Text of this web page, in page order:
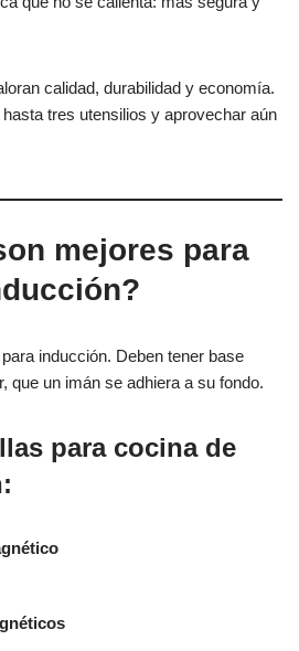
calidad, durabilidad y economía.
tres utensilios y aprovechar aún
mejores para
inducción. Deben tener base
que un imán se adhiera a su fondo.
para cocina de